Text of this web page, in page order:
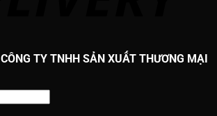
CÔNG TY TNHH SẢN XUẤT THƯƠNG MẠI